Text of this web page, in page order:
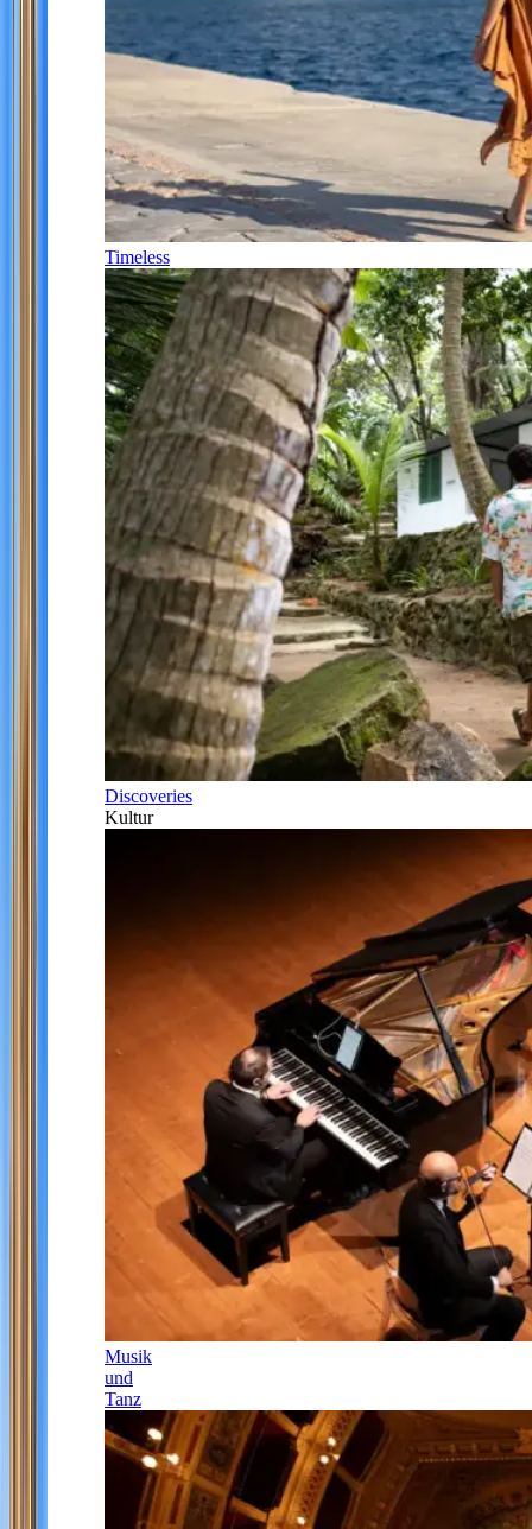
Timeless
Discoveries
Kultur
Musik
und
Tanz